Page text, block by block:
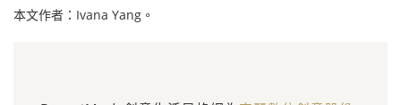
本文作者：Ivana Yang。